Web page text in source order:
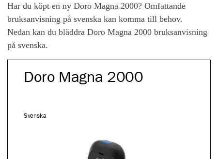
Har du köpt en ny Doro Magna 2000? Omfattande
bruksanvisning på svenska kan komma till behov.
Nedan kan du bläddra Doro Magna 2000 bruksanvisning
på svenska.